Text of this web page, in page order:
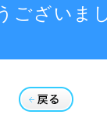
ございま